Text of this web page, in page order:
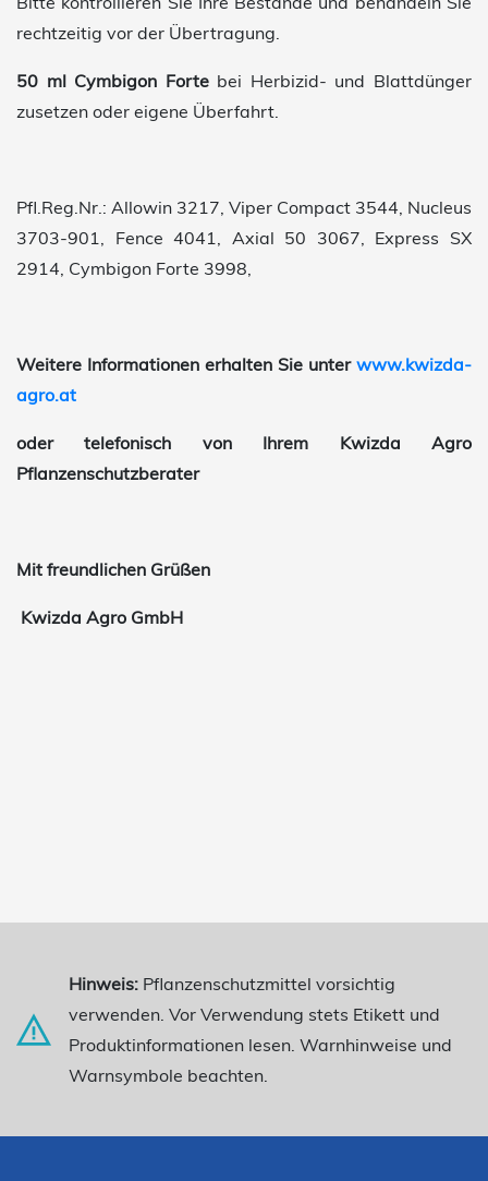
rechtzeitig vor der Übertragung.
50 ml Cymbigon Forte bei Herbizid- und Blattdünger
zusetzen oder eigene Überfahrt.
Pfl.Reg.Nr.: Allowin 3217, Viper Compact 3544, Nucleus
3703-901, Fence 4041, Axial 50 3067, Express SX
2914, Cymbigon Forte 3998,
Weitere Informationen erhalten Sie unter www.kwizda-
agro.at
oder telefonisch von Ihrem Kwizda Agro
Pflanzenschutzberater
Mit freundlichen Grüßen
Kwizda Agro GmbH
Hinweis: Pflanzenschutzmittel vorsichtig
verwenden. Vor Verwendung stets Etikett und
Produktinformationen lesen. Warnhinweise und
Warnsymbole beachten.